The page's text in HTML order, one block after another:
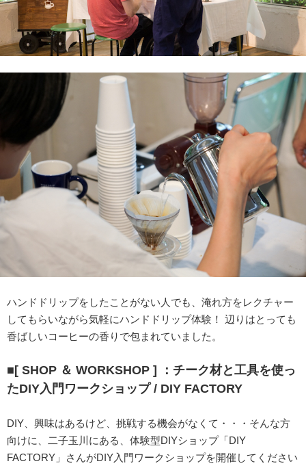
ハンドドリップをしたことがない人でも、淹れ方をレクチャー
してもらいながら気軽にハンドドリップ体験！ 辺りはとっても
香ばしいコーヒーの香りで包まれていました。
■[ SHOP ＆ WORKSHOP ] ：チーク材と工具を使っ
たDIY入門ワークショップ / DIY FACTORY
DIY、興味はあるけど、挑戦する機会がなくて・・・そんな方
向けに、二子玉川にある、体験型DIYショップ「DIY
FACTORY」さんがDIY入門ワークショップを開催してください